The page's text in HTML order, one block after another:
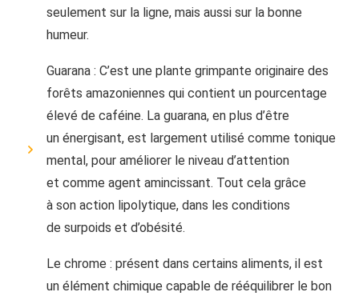
seulement sur la ligne, mais aussi sur la bonne
humeur.
Guarana : C’est une plante grimpante originaire des
forêts amazoniennes qui contient un pourcentage
élevé de caféine. La guarana, en plus d’être
un énergisant, est largement utilisé comme tonique
mental, pour améliorer le niveau d’attention
et comme agent amincissant. Tout cela grâce
à son action lipolytique, dans les conditions
de surpoids et d’obésité.
Le chrome : présent dans certains aliments, il est
un élément chimique capable de rééquilibrer le bon